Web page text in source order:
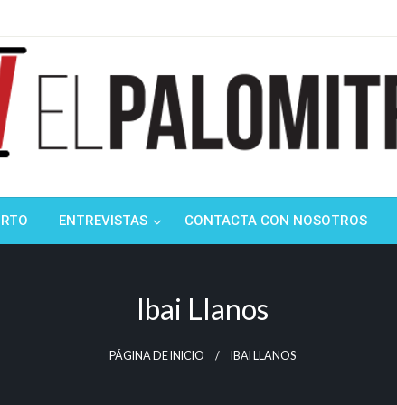
ENTREVISTAS CONTACTA CON NOSOTROS
Ibai Llanos
PÁGINA DE INICIO IBAI LLANOS